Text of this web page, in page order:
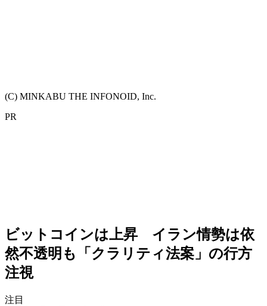
(C) MINKABU THE INFONOID, Inc.
PR
ビットコインは上昇 イラン情勢は依
然不透明も「クラリティ法案」の行方
注視
注目